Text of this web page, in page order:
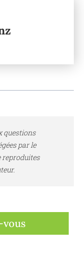
questions
par le
reproduites